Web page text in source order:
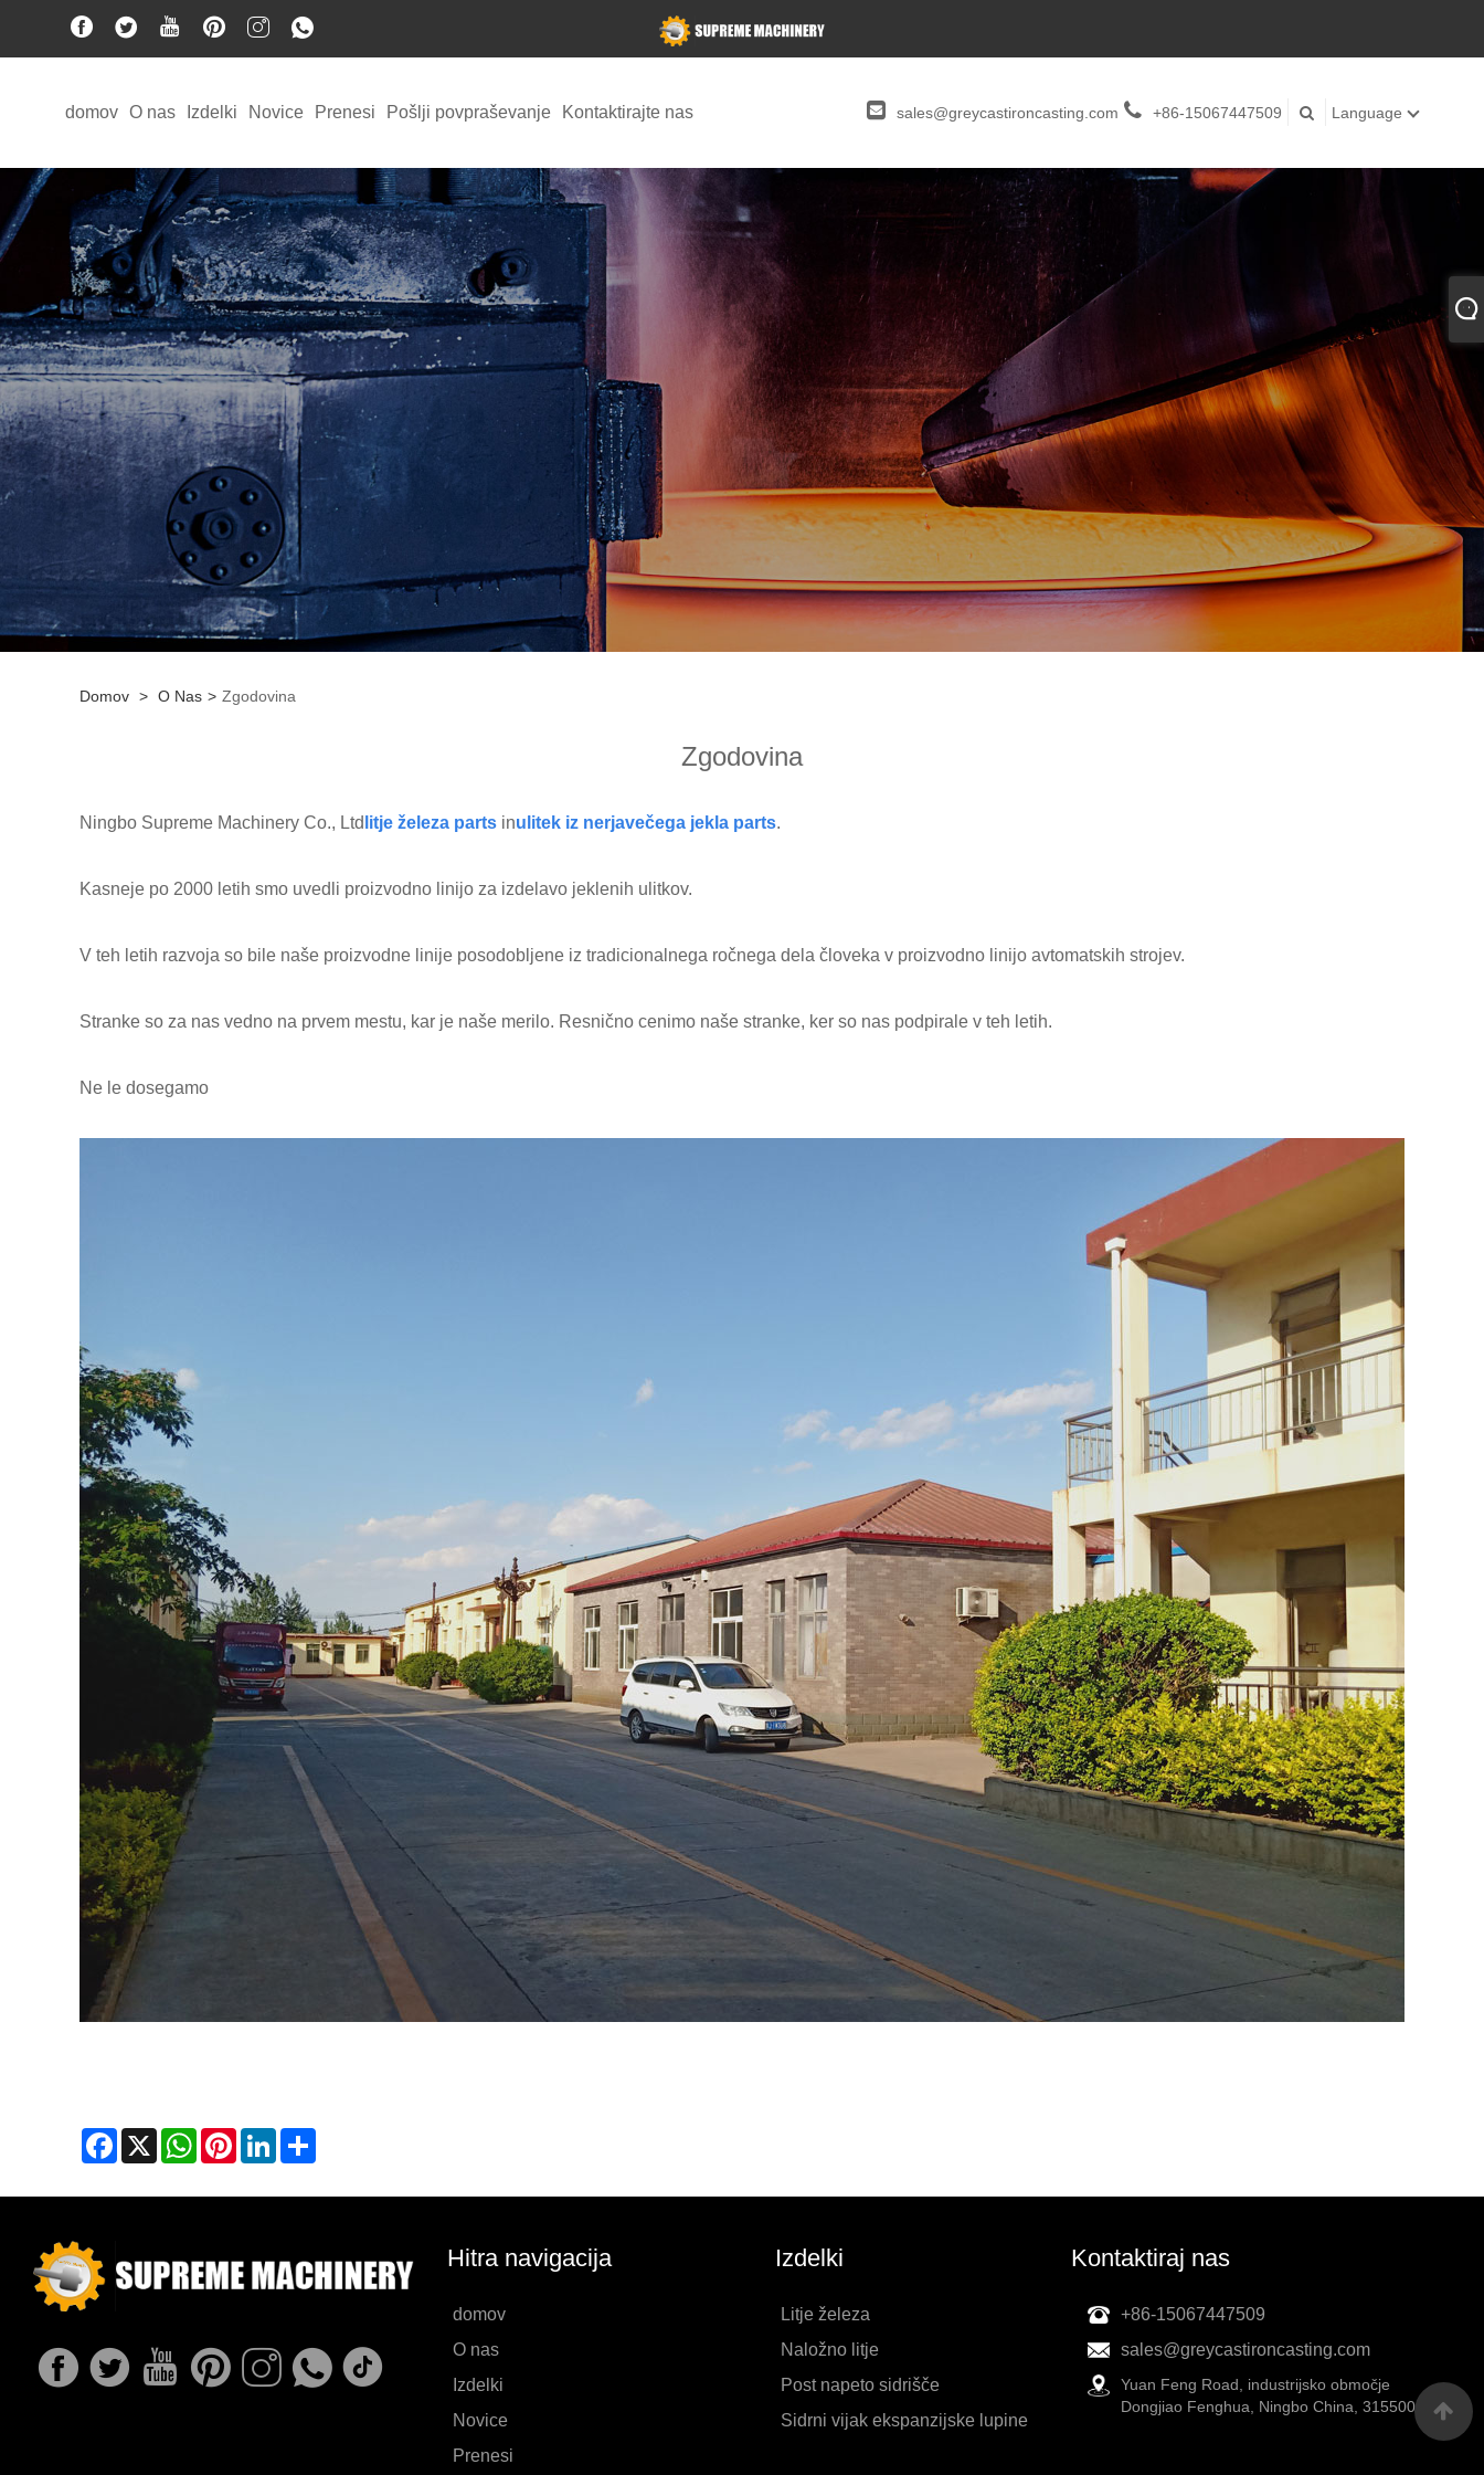
domov O nas Izdelki Novice Prenesi Pošlji povpraševanje Kontaktirajte nas sales@greycastironcasting.com +86-15067447509 Language
Domov > O Nas > Zgodovina
Zgodovina
Ningbo Supreme Machinery Co., Ltd litje železa parts inulitek iz nerjavečega jekla parts.
Kasneje po 2000 letih smo uvedli proizvodno linijo za izdelavo jeklenih ulitkov.
V teh letih razvoja so bile naše proizvodne linije posodobljene iz tradicionalnega ročnega dela človeka v proizvodno linijo avtomatskih strojev.
Stranke so za nas vedno na prvem mestu, kar je naše merilo. Resnično cenimo naše stranke, ker so nas podpirale v teh letih.
Ne le dosegamo
Facebook
X WhatsAppPinterestLinkedIn
Hitra navigacija
domov
O nas
Izdelki
Novice
Prenesi
Izdelki
Litje železa
Naložno litje
Post napeto sidrišče
Sidrni vijak ekspanzijske lupine
Kontaktiraj nas
+86-15067447509
sales@greycastironcasting.com
Yuan Feng Road, industrijsko območje
Dongjiao Fenghua, Ningbo China, 315500